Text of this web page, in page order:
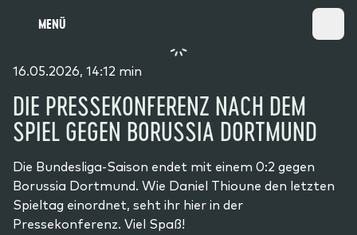
MENÜ
16.05.2026, 14:12 min
DIE PRESSEKONFERENZ NACH DEM
SPIEL GEGEN BORUSSIA DORTMUND
Die Bundesliga-Saison endet mit einem 0:2 gegen
Borussia Dortmund. Wie Daniel Thioune den letzten
Spieltag einordnet, seht ihr hier in der
Pressekonferenz. Viel Spaß!